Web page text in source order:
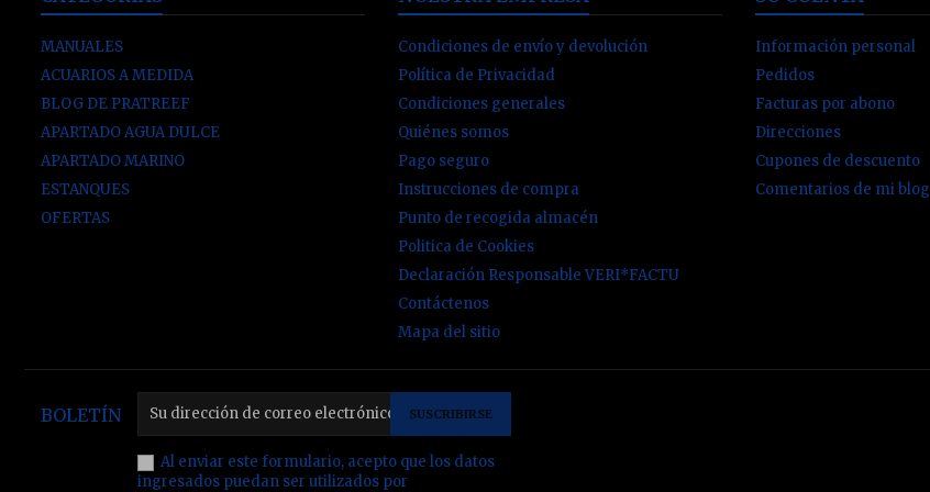
MANUALES
ACUARIOS A MEDIDA
BLOG DE PRATREEF
APARTADO AGUA DULCE
APARTADO MARINO
ESTANQUES
OFERTAS
Condiciones de envío y devolución
Política de Privacidad
Condiciones generales
Quiénes somos
Pago seguro
Instrucciones de compra
Punto de recogida almacén
Politica de Cookies
Declaración Responsable VERI*FACTU
Contáctenos
Mapa del sitio
Información personal
Pedidos
Facturas por abono
Direcciones
Cupones de descuento
Comentarios de mi blog
BOLETÍN
Al enviar este formulario, acepto que los datos
ingresados puedan ser utilizados por